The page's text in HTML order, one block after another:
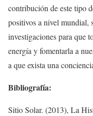
contribución de este tipo
positivos a nivel mundial,
investigaciones para que
energía y fomentarla a
a que exista una
Bibliografía:
Sitio Solar. (2013), La